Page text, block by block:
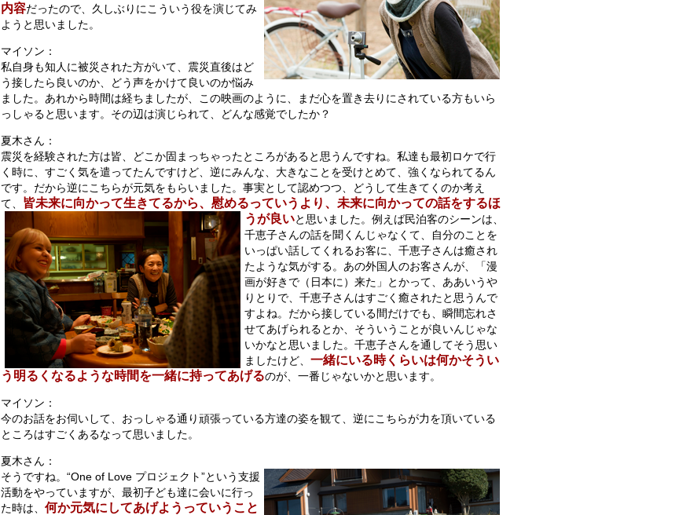
内容だったので、久しぶりにこういう役を演じてみ
ようと思いました。
マイソン：
私自身も知人に被災された方がいて、震災直後はど
う接したら良いのか、どう声をかけて良いのか悩み
ました。あれから時間は経ちましたが、この映画のように、まだ心を置き去りにされている方もいら
っしゃると思います。その辺は演じられて、どんな感覚でしたか？
夏木さん：
震災を経験された方は皆、どこか固まっちゃったところがあると思うんですね。私達も最初ロケで行
く時に、すごく気を遣ってたんですけど、逆にみんな、大きなことを受けとめて、強くなられてるん
です。だから逆にこちらが元気をもらいました。事実として認めつつ、どうして生きてくのか考え
て、 皆未来に向かって生きてるから、慰めるっていうより、未来に向かっての話をするほ
うが良いと思いました。例えば民泊客のシーンは、
千恵子さんの話を聞くんじゃなくて、自分のことを
いっぱい話してくれるお客に、千恵子さんは癒され
たような気がする。あの外国人のお客さんが、「漫
画が好きで（日本に）来た」とかって、ああいうや
りとりで、千恵子さんはすごく癒されたと思うんで
すよね。だから接している間だけでも、瞬間忘れさ
せてあげられるとか、そういうことが良いんじゃな
いかなと思いました。千恵子さんを通してそう思い
ましたけど、 一緒にいる時くらいは何かそうい
う明るくなるような時間を一緒に持ってあげるのが、一番じゃないかと思います。
マイソン：
今のお話をお伺いして、おっしゃる通り頑張っている方達の姿を観て、逆にこちらが力を頂いている
ところはすごくあるなって思いました。
夏木さん：
そうですね。“One of Love プロジェクト”という支援
活動をやっていますが、最初子ども達に会いに行っ
た時は、 何か元気にしてあげようっていうこと